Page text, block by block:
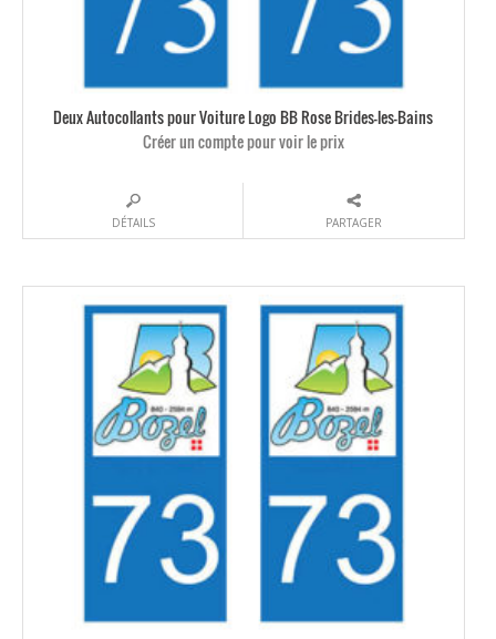
Deux Autocollants pour Voiture Logo BB Rose Brides-les-Bains
Créer un compte pour voir le prix
DÉTAILS PARTAGER